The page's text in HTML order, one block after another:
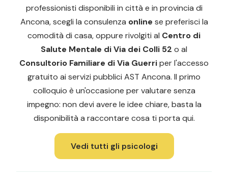
professionisti disponibili in città e in provincia di
Ancona, scegli la consulenza online se preferisci la
comodità di casa, oppure rivolgiti al Centro di
Salute Mentale di Via dei Colli 52 o al
Consultorio Familiare di Via Guerriper l'accesso
gratuito ai servizi pubblici AST Ancona. Il primo
colloquio è un'occasione per valutare senza
impegno: non devi avere le idee chiare, basta la
disponibilità a raccontare cosa ti porta qui.
Vedi tutti gli psicologi